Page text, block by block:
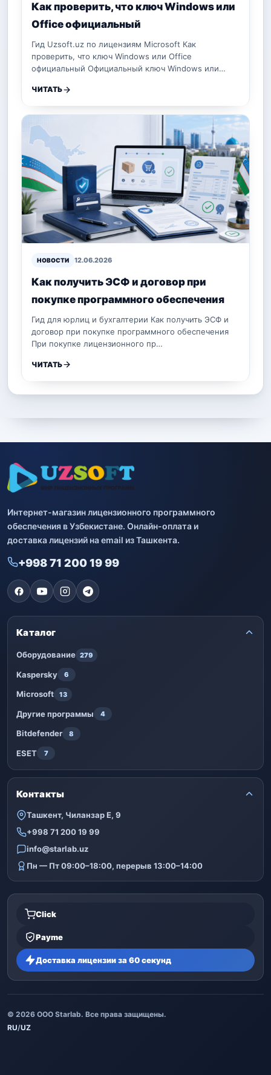
Как проверить, что ключ Windows или
Office официальный
Гид Uzsoft.uz по лицензиям Microsoft Как
проверить, что ключ Windows или Office
официальный Официальный ключ Windows или…
ЧИТАТЬ
НОВОСТИ 12.06.2026
Как получить ЭСФ и договор при
покупке программного обеспечения
Гид для юрлиц и бухгалтерии Как получить ЭСФ и
договор при покупке программного обеспечения
При покупке лицензионного пр…
ЧИТАТЬ
Интернет-магазин лицензионного программного
обеспечения в Узбекистане. Онлайн-оплата и
доставка лицензий на email из Ташкента.
+998 71 200 19 99
Каталог
Оборудование 279
Kaspersky 6
Microsoft 13
Другие программы 4
Bitdefender 8
ESET 7
Контакты
Ташкент, Чиланзар Е, 9
+998 71 200 19 99
info@starlab.uz
Пн — Пт 09:00–18:00, перерыв 13:00–14:00
Click
Payme
Доставка лицензии за 60 секунд
© 2026 ООО Starlab. Все права защищены.
RU/UZ